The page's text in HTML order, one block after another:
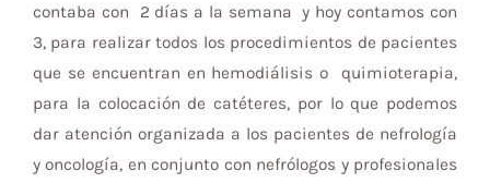
contaba con 2 días a la semana y hoy contamos con
3, para realizar todos los procedimientos de pacientes
que se encuentran en hemodiálisis o quimioterapia,
para la colocación de catéteres, por lo que podemos
dar atención organizada a los pacientes de nefrología
y oncología, en conjunto con nefrólogos y profesionales